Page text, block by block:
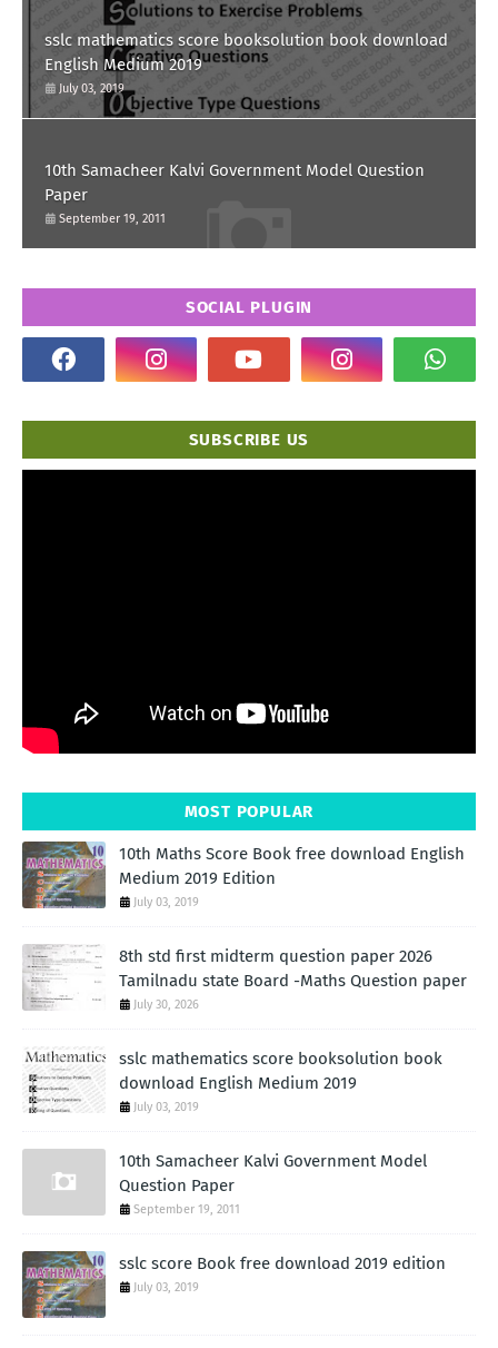
sslc mathematics score booksolution book download
English Medium 2019
July 03, 2019
10th Samacheer Kalvi Government Model Question
Paper
September 19, 2011
SOCIAL PLUGIN
SUBSCRIBE US
MOST POPULAR
10th Maths Score Book free download English
Medium 2019 Edition
July 03, 2019
8th std first midterm question paper 2026
Tamilnadu state Board -Maths Question paper
July 30, 2026
sslc mathematics score booksolution book
download English Medium 2019
July 03, 2019
10th Samacheer Kalvi Government Model
Question Paper
September 19, 2011
sslc score Book free download 2019 edition
July 03, 2019